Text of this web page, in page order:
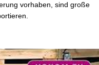
vorhaben, sind große